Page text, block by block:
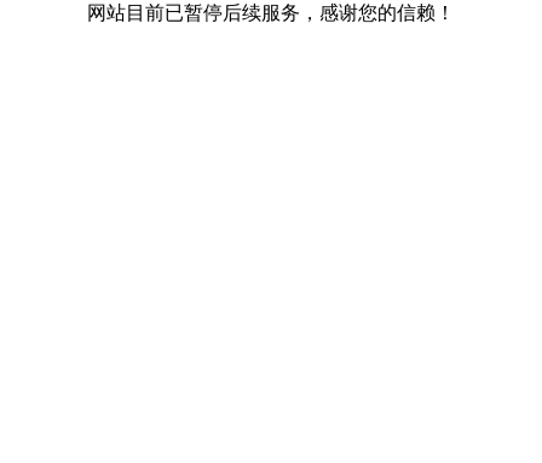
网站目前已暂停后续服务，感谢您的信赖！